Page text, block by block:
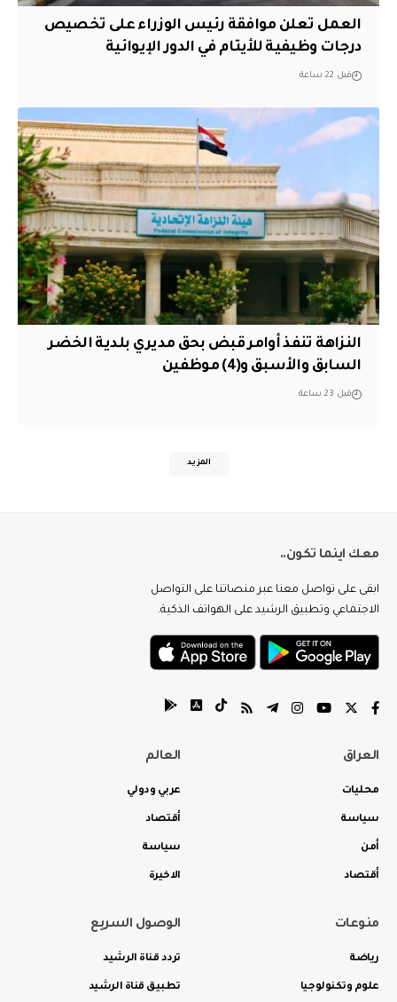
العمل تعلن موافقة رئيس الوزراء على تخصيص
درجات وظيفية للأيتام في الدور الإيوائية
قبل 22 ساعة
النزاهة تنفذ أوامر قبض بحق مديري بلدية الخضر
السابق والأسبق و(4) موظفين
قبل 23 ساعة
المزيد
معك اينما تكون..
ابقى على تواصل معنا عبر منصاتنا على التواصل
الاجتماعي وتطبيق الرشيد على الهواتف الذكية.
العراق
محليات
سياسة
أمن
أقتصاد
العالم
عربي ودولي
أقتصاد
سياسة
الاخيرة
منوعات
رياضة
علوم وتكنولوجيا
الوصول السريع
تردد قناة الرشيد
تطبيق قناة الرشيد